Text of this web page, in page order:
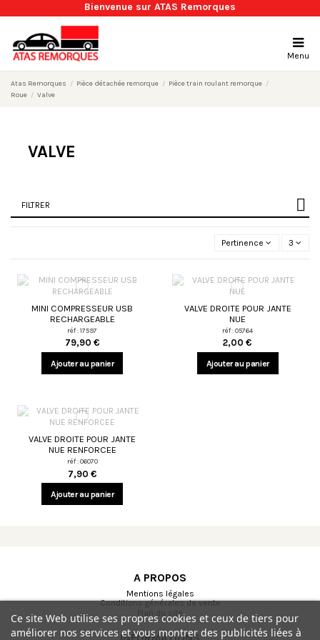
Bienvenue sur ATAS Remorques
Menu
Atas Remorques Pièce détachée remorque
Pièce train roulant remorque
Roue
Valve
VALVE
FILTRER
Pertinence 3
MINI COMPRESSEUR USB
RECHARGEABLE
réf : 17597
79,90 €
Ajouter au panier
VALVE DROITE POUR JANTE
NUE
réf : 05764
2,00 €
Ajouter au panier
VALVE DROITE POUR JANTE
NUE RENFORCEE
réf : 06070
7,90 €
Ajouter au panier
A PROPOS
Mentions légales
Conditions générales de vente
Plan du site
Ce site Web utilise ses propres cookies et ceux de tiers pour
améliorer nos services et vous montrer des publicités liées à